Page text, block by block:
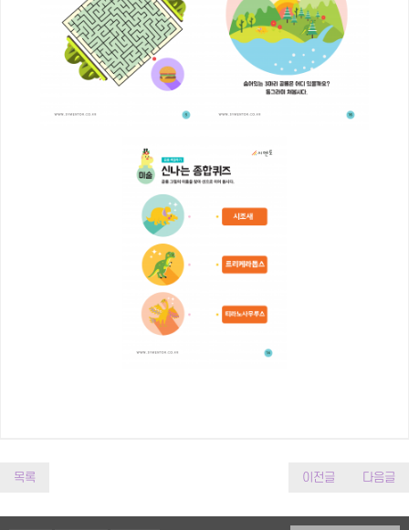
목록 이전글 다음글